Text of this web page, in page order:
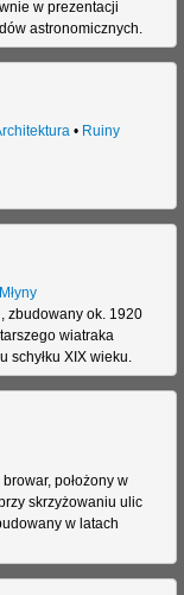
w prezentacji
astronomicznych.
• Ruiny
Młyny
zbudowany ok. 1920
wiatraka
schyłku XIX wieku.
położony w
skrzyżowaniu ulic
w latach